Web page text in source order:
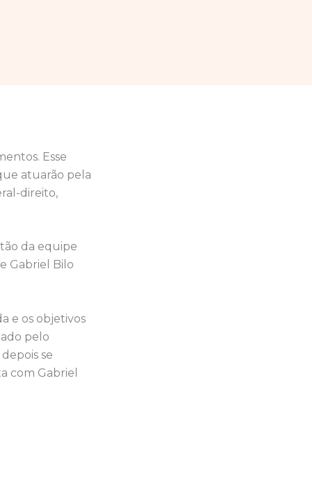
Esse
atuarão pela
direito,
da equipe
Gabriel Bilo
e os objetivos
pelo
se
com Gabriel